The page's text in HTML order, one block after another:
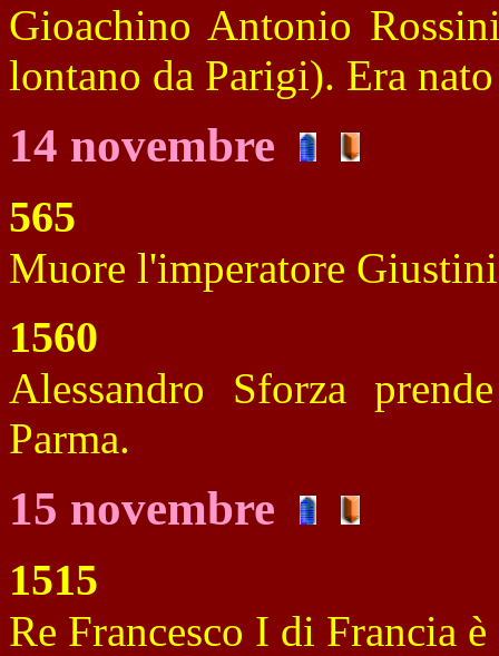
Gioachino Antonio
lontano da Parigi). Era
14 novembre
565
Muore l'imperatore
1560
Alessandro Sforza
Parma.
15 novembre
1515
Re Francesco I di Francia è